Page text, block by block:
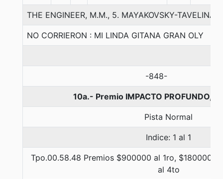
THE ENGINEER, M.M., 5. MAYAKOVSKY-TAVELINA-
NO CORRIERON : MI LINDA GITANA GRAN OLY
-848-
10a.- Premio IMPACTO PROFUNDO,
Pista Normal
Indice: 1 al 1
Tpo.00.58.48 Premios $900000 al 1ro, $180000
al 4to